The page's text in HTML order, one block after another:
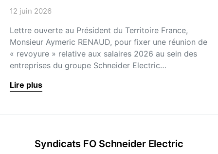
12 juin 2026
Lettre ouverte au Président du Territoire France,
Monsieur Aymeric RENAUD, pour fixer une réunion de
« revoyure » relative aux salaires 2026 au sein des
entreprises du groupe Schneider Electric…
Lire plus
Syndicats FO Schneider Electric